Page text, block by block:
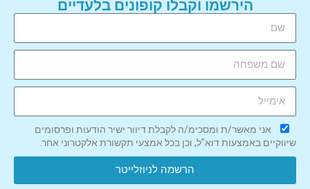
הירשמו וקבלו קופונים בלעדיים
אני מאשר/ת ומסכימ/ה לקבלת דיוור ישיר הודעות ופרסומים
שיווקיים באמצעות דוא"ל, וכן בכל אמצעי תקשורת אלקטרוני אחר.
הרשמה לניוזלייטר